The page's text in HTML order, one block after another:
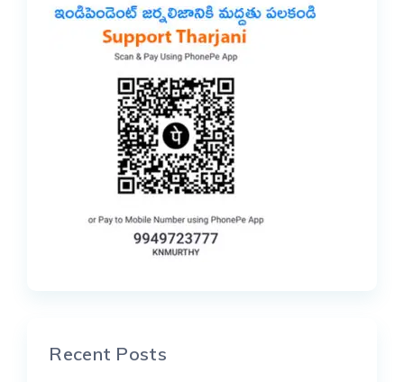
Recent Posts